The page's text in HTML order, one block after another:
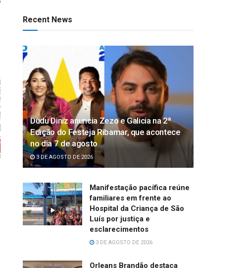
Recent News
Dudu Diniz anuncia Zezo e Galicia na 2ª
Edição do Festeja Ribamar, que acontece
no dia 7 de agosto
3 DE AGOSTO DE 2026
Manifestação pacífica reúne
familiares em frente ao
Hospital da Criança de São
Luís por justiça e
esclarecimentos
3 DE AGOSTO DE 2026
Orleans Brandão destaca